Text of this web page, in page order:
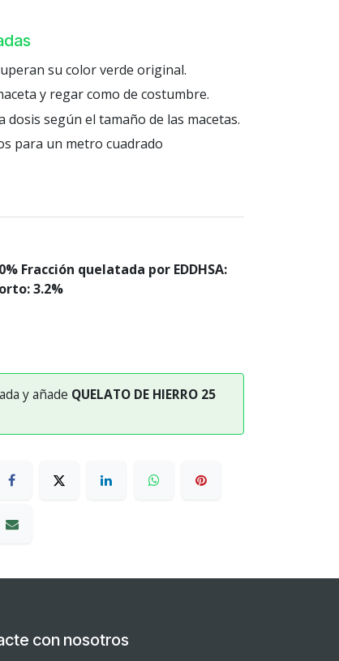
su color verde original.
y regar como de costumbre.
según el tamaño de las macetas.
para un metro cuadrado
Fracción quelatada por EDDHSA:
3.2%
y añade QUELATO DE HIERRO 25
con nosotros